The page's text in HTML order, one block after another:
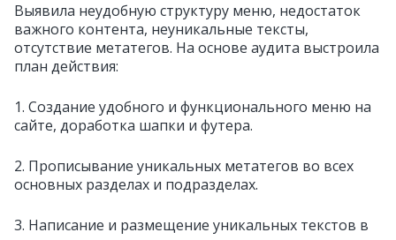
Выявила неудобную структуру меню, недостаток
важного контента, неуникальные тексты,
отсутствие метатегов. На основе аудита выстроила
план действия:
1. Создание удобного и функционального меню на
сайте, доработка шапки и футера.
2. Прописывание уникальных метатегов во всех
основных разделах и подразделах.
3. Написание и размещение уникальных текстов в